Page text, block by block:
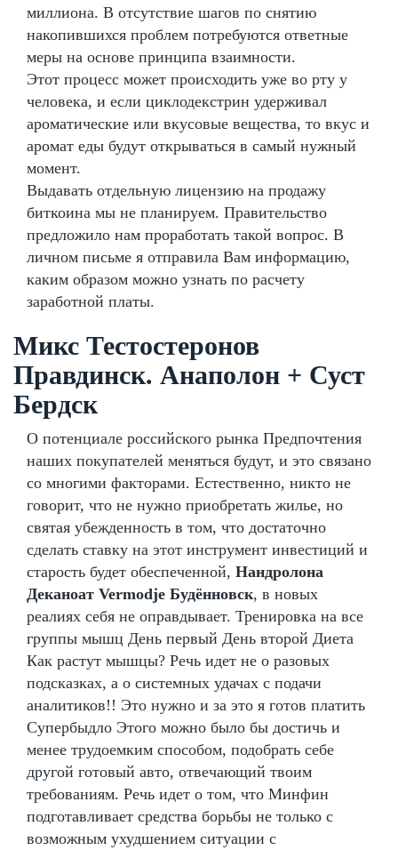
миллиона. В отсутствие шагов по снятию
накопившихся проблем потребуются ответные
меры на основе принципа взаимности.
Этот процесс может происходить уже во рту у
человека, и если циклодекстрин удерживал
ароматические или вкусовые вещества, то вкус и
аромат еды будут открываться в самый нужный
момент.
Выдавать отдельную лицензию на продажу
биткоина мы не планируем. Правительство
предложило нам проработать такой вопрос. В
личном письме я отправила Вам информацию,
каким образом можно узнать по расчету
заработной платы.
Микс Тестостеронов
Правдинск. Анаполон + Суст
Бердск
О потенциале российского рынка Предпочтения
наших покупателей меняться будут, и это связано
со многими факторами. Естественно, никто не
говорит, что не нужно приобретать жилье, но
святая убежденность в том, что достаточно
сделать ставку на этот инструмент инвестиций и
старость будет обеспеченной, Нандролона
Деканоат Vermodje Будённовск, в новых
реалиях себя не оправдывает. Тренировка на все
группы мышц День первый День второй Диета
Как растут мышцы? Речь идет не о разовых
подсказках, а о системных удачах с подачи
аналитиков!! Это нужно и за это я готов платить
Супербыдло Этого можно было бы достичь и
менее трудоемким способом, подобрать себе
другой готовый авто, отвечающий твоим
требованиям. Речь идет о том, что Минфин
подготавливает средства борьбы не только с
возможным ухудшением ситуации с